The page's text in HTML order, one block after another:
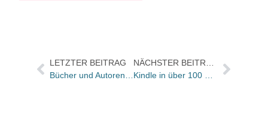
LETZTER BEITRAG